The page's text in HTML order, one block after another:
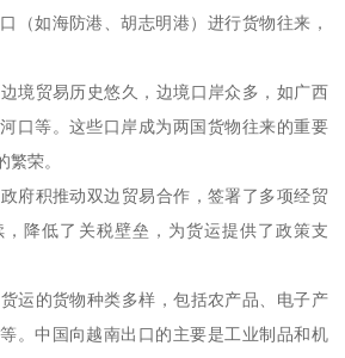
（如海防港、胡志明港）进行货物往来，
境贸易历史悠久，边境口岸众多，如广西
口等。这些口岸成为两国货物往来的重要
荣。
府积推动双边贸易合作，签署了多项经贸
降低了关税壁垒，为货运提供了政策支
运的货物种类多样，包括农产品、电子产
。中国向越南出口的主要是工业制品和机